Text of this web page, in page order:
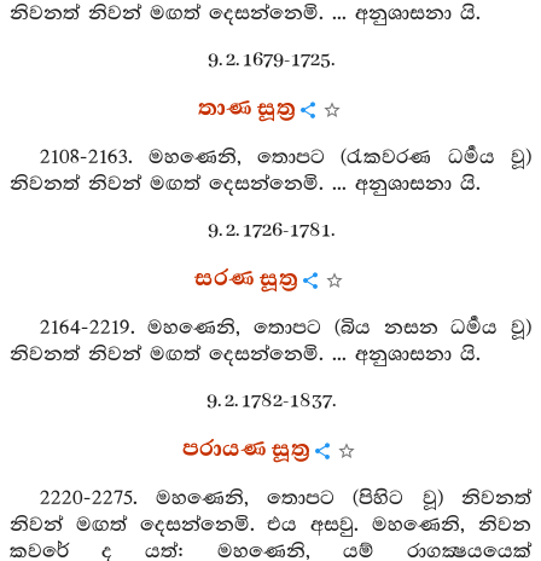
නිවනත් නිවන් මඟත් දෙසන්නෙමි. ... අනුශාසනා යි.
9. 2. 1679-1725.
තාණ සූත්‍ර
2108-2163. මහණෙනි, තොපට (රැකවරණ ධර්‍මය වූ)
නිවනත් නිවන් මඟත් දෙසන්නෙමි. ... අනුශාසනා යි.
9. 2. 1726-1781.
සරණ සූත්‍ර
2164-2219. මහණෙනි, තොපට (බිය නසන ධර්‍මය වූ)
නිවනත් නිවන් මඟත් දෙසන්නෙමි. ... අනුශාසනා යි.
9. 2. 1782-1837.
පරායණ සූත්‍ර
2220-2275. මහණෙනි, තොපට (පිහිට වූ) නිවනත්
නිවන් මඟත් දෙසන්නෙමි. එය අසවු. මහණෙනි, නිවන
කවරේ ද යත්: මහණෙනි, යම් රාගක්‍ෂයයෙක්